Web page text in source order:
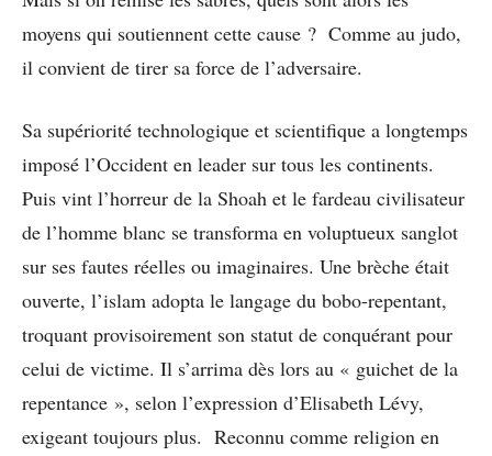
moyens qui soutiennent cette cause ? Comme au judo,
il convient de tirer sa force de l’adversaire.
Sa supériorité technologique et scientifique a longtemps
imposé l’Occident en leader sur tous les continents.
Puis vint l’horreur de la Shoah et le fardeau civilisateur
de l’homme blanc se transforma en voluptueux sanglot
sur ses fautes réelles ou imaginaires. Une brèche était
ouverte, l’islam adopta le langage du bobo-repentant,
troquant provisoirement son statut de conquérant pour
celui de victime. Il s’arrima dès lors au « guichet de la
repentance », selon l’expression d’Elisabeth Lévy,
exigeant toujours plus. Reconnu comme religion en